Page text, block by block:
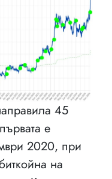
45
е
2020, при
на